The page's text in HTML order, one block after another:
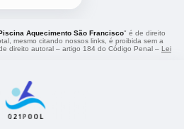
Aquecimento São Francisco" é de direito
mesmo citando nossos links, é proibida sem a
direito autoral – artigo 184 do Código Penal – Lei